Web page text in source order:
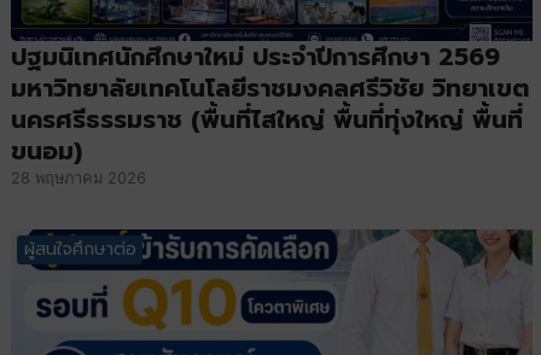
ปฐมนิเทศนักศึกษาใหม่ ประจำปีการศึกษา 2569
มหาวิทยาลัยเทคโนโลยีราชมงคลศรีวิชัย วิทยาเขต
นครศรีธรรมราช (พื้นที่ไสใหญ่ พื้นที่ทุ่งใหญ่ พื้นที่
ขนอม)
28 พฤษภาคม 2026
ผู้สนใจศึกษาต่อ